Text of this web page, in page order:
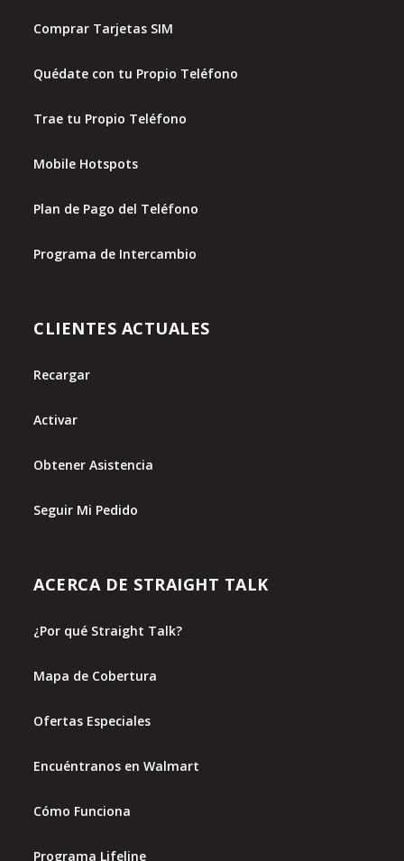
Comprar Tarjetas SIM
Quédate con tu Propio Teléfono
Trae tu Propio Teléfono
Mobile Hotspots
Plan de Pago del Teléfono
Programa de Intercambio
CLIENTES ACTUALES
Recargar
Activar
Obtener Asistencia
Seguir Mi Pedido
ACERCA DE STRAIGHT TALK
¿Por qué Straight Talk?
Mapa de Cobertura
Ofertas Especiales
Encuéntranos en Walmart
Cómo Funciona
Programa Lifeline